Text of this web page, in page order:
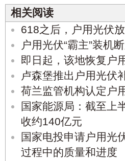
相关阅读
618之后，户用光伏
户用光伏“霸主”装机
即日起，该地恢复户
卢森堡推出户用光伏
荷兰监管机构认定户
国家能源局：截至上
收约140亿元
国家电投申请户用光
过程中的质量和进度